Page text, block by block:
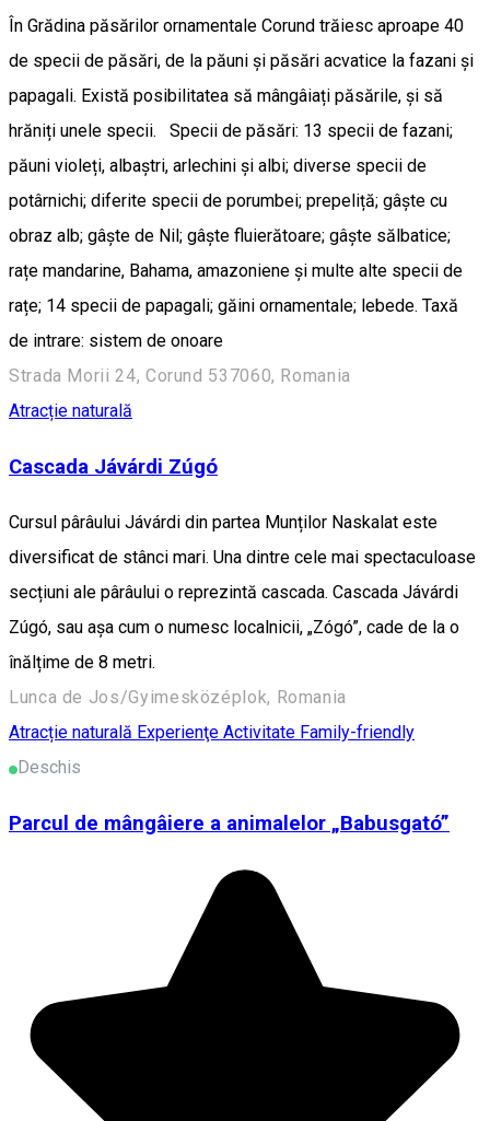
În Grădina păsărilor ornamentale Corund trăiesc aproape 40
de specii de păsări, de la păuni și păsări acvatice la fazani și
papagali. Există posibilitatea să mângâiați păsările, și să
hrăniți unele specii. Specii de păsări: 13 specii de fazani;
păuni violeți, albaștri, arlechini și albi; diverse specii de
potârnichi; diferite specii de porumbei; prepeliță; gâște cu
obraz alb; gâște de Nil; gâște fluierătoare; gâște sălbatice;
rațe mandarine, Bahama, amazoniene și multe alte specii de
rațe; 14 specii de papagali; găini ornamentale; lebede. Taxă
de intrare: sistem de onoare
Strada Morii 24, Corund 537060, Romania
Atracție naturală
Cascada Jávárdi Zúgó
Cursul pârâului Jávárdi din partea Munților Naskalat este
diversificat de stânci mari. Una dintre cele mai spectaculoase
secțiuni ale pârâului o reprezintă cascada. Cascada Jávárdi
Zúgó, sau așa cum o numesc localnicii, „Zógó”, cade de la o
înălțime de 8 metri.
Lunca de Jos/Gyimesközéplok, Romania
Atracție naturală Experienţe Activitate Family-friendly
Deschis
Parcul de mângâiere a animalelor „Babusgató”